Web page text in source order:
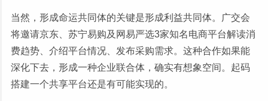
当然，形成命运共同体的关键是形成利益共同体。广交会
将邀请京东、苏宁易购及网易严选3家知名电商平台解读消
费趋势、介绍平台情况、发布采购需求。这种合作如果能
深化下去，形成一种企业联合体，确实有想象空间。起码
搭建一个共享平台还是有可能实现的。